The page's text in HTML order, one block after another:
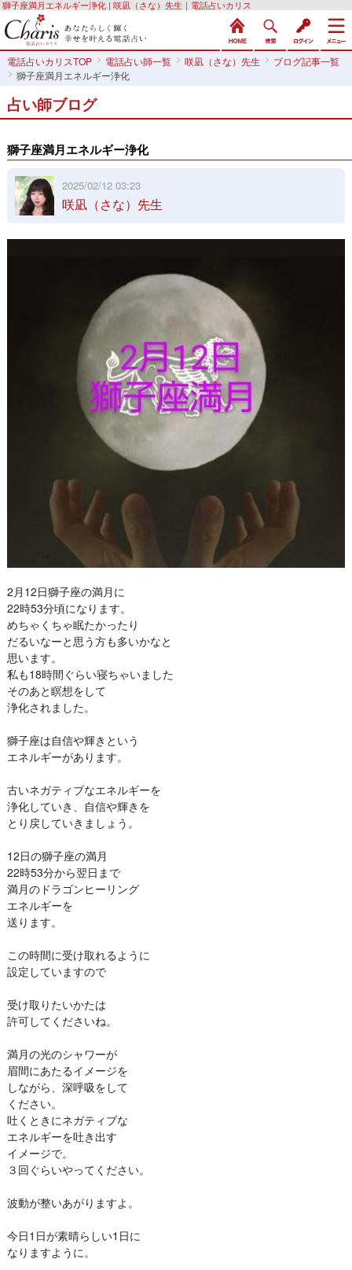
獅子座満月エネルギー浄化 | 咲凪（さな）先生｜電話占いカリス
電話占いカリスTOP 電話占い師一覧 咲凪（さな）先生
ブログ記事一覧
獅子座満月エネルギー浄化
占い師ブログ
獅子座満月エネルギー浄化
2025/02/12 03:23
咲凪（さな）先生
2月12日獅子座の満月に
22時53分頃になります。
めちゃくちゃ眠たかったり
だるいなーと思う方も多いかなと
思います。
私も18時間ぐらい寝ちゃいました
そのあと瞑想をして
浄化されました。
獅子座は自信や輝きという
エネルギーがあります。
古いネガティブなエネルギーを
浄化していき、自信や輝きを
とり戻していきましょう。
12日の獅子座の満月
22時53分から翌日まで
満月のドラゴンヒーリング
エネルギーを
送ります。
この時間に受け取れるように
設定していますので
受け取りたいかたは
許可してくださいね。
満月の光のシャワーが
眉間にあたるイメージを
しながら、深呼吸をして
ください。
吐くときにネガティブな
エネルギーを吐き出す
イメージで。
３回ぐらいやってください。
波動が整いあがりますよ。
今日1日が素晴らしい1日に
なりますように。